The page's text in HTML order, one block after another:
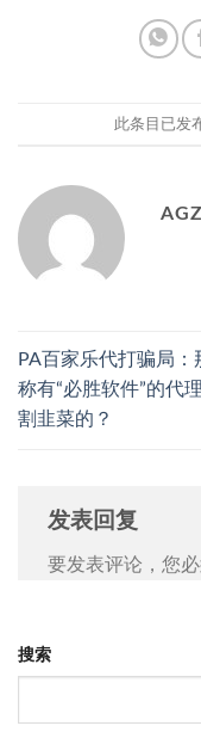
此条目已发
PA百家乐代打骗局：
称有“必胜软件”的代
割韭菜的？
发表回复
要发表评论，您
搜索